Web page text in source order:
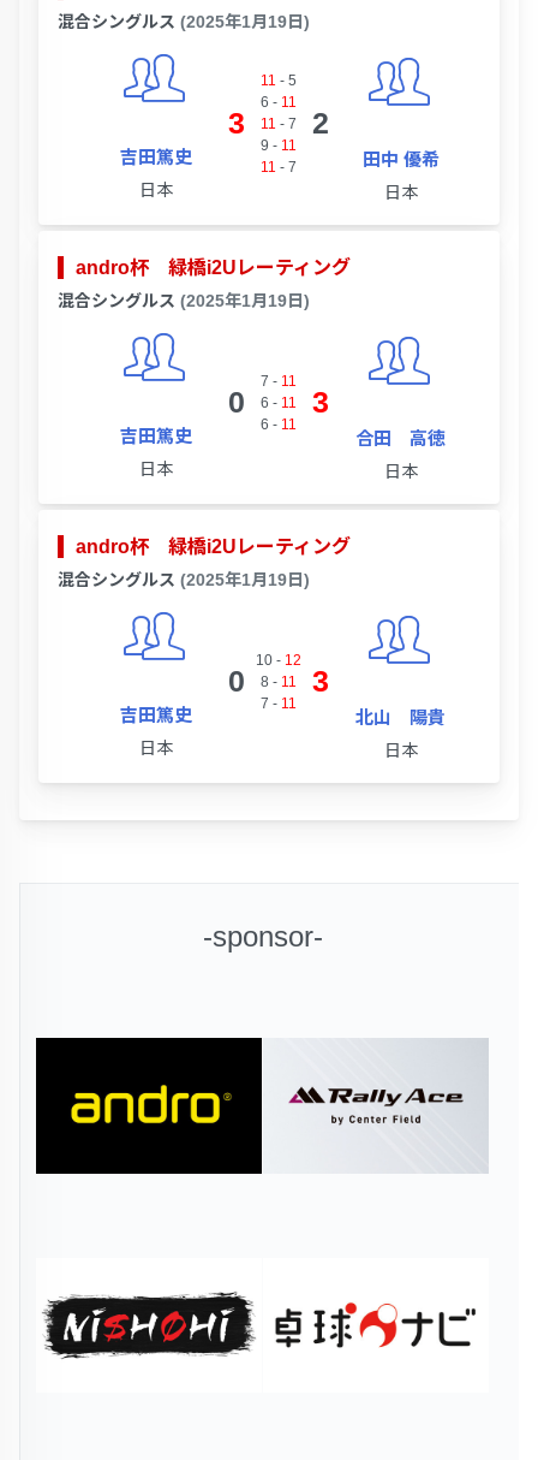
混合シングルス (2025年1月19日)
吉田篤史
日本
3
11 - 5
6 - 11
11 - 7
9 - 11
11 - 7
2
田中 優希
日本
andro杯 緑橋i2Uレーティング
混合シングルス (2025年1月19日)
吉田篤史
日本
0
7 - 11
6 - 11
6 - 11
3
合田 高徳
日本
andro杯 緑橋i2Uレーティング
混合シングルス (2025年1月19日)
吉田篤史
日本
0
10- 12
8 - 11
7 - 11
3
北山 陽貴
日本
-sponsor-